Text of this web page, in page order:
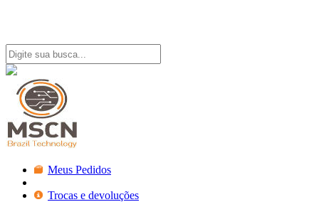
Meus Pedidos
Trocas e devoluções